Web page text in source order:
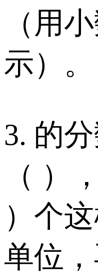
（用
示）。
3. 的
（ ）
）个
单位